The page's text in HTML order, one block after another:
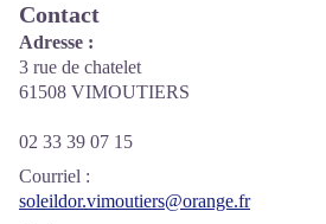
Contact
Adresse :
3 rue de chatelet
61508 VIMOUTIERS
02 33 39 07 15
Courriel :
soleildor.vimoutiers@orange.fr